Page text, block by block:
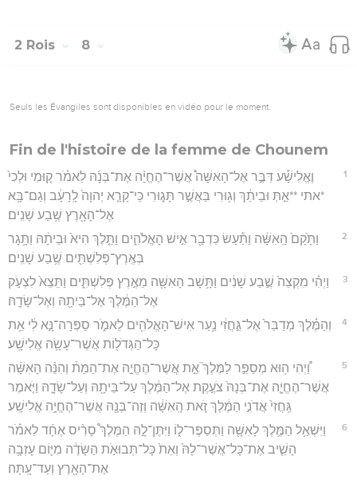
2 Rois 8
Seuls les Évangiles sont disponibles en vidéo pour le moment.
Fin de l'histoire de la femme de Chounem
1
וֶאֱלִישָׁ֡ע דִּבֶּ֣ר אֶל־הָאִשָּׁה֩ אֲשֶׁר־הֶחֱיָ֨ה אֶת־בְּנָ֜הּ לֵאמֹ֗ר ק֤וּמִי וּלְכִי֙
*אתי **אַ֣תְּ וּבֵיתֵ֔ךְ וְג֖וּרִי בַּאֲשֶׁ֣ר תָּג֑וּרִי כִּֽי־קָרָ֤א יְהוָה֙ לָֽרָעָ֔ב וְגַם־בָּ֥א
אֶל־הָאָ֖רֶץ שֶׁ֥בַע שָׁנִֽים׃
2
וַתָּ֙קָם֙ הָֽאִשָּׁ֔ה וַתַּ֕עַשׂ כִּדְבַ֖ר אִ֣ישׁ הָאֱלֹהִ֑ים וַתֵּ֤לֶךְ הִיא֙ וּבֵיתָ֔הּ וַתָּ֥גָר
בְּאֶֽרֶץ־פְּלִשְׁתִּ֖ים שֶׁ֥בַע שָׁנִֽים׃
3
וַיְהִ֗י מִקְצֵה֙ שֶׁ֣בַע שָׁנִ֔ים וַתָּ֥שָׁב הָאִשָּׁ֖ה מֵאֶ֣רֶץ פְּלִשְׁתִּ֑ים וַתֵּצֵא֙ לִצְעֹ֣ק
אֶל־הַמֶּ֔לֶךְ אֶל־בֵּיתָ֖הּ וְאֶל־שָׂדָֽהּ׃
4
וְהַמֶּ֗לֶךְ מְדַבֵּר֙ אֶל־גֵּ֣חֲזִ֔י נַ֥עַר אִישׁ־הָאֱלֹהִ֖ים לֵאמֹ֑ר סַפְּרָה־נָּ֣א לִ֔י אֵ֥ת
כָּל־הַגְּדֹל֖וֹת אֲשֶׁר־עָשָׂ֥ה אֱלִישָֽׁע׃
5
וַ֠יְהִי ה֥וּא מְסַפֵּ֣ר לַמֶּלֶךְ֮ אֵ֣ת אֲשֶׁר־הֶחֱיָ֣ה אֶת־הַמֵּת֒ וְהִנֵּ֨ה הָאִשָּׁ֜ה
אֲשֶׁר־הֶחֱיָ֤ה אֶת־בְּנָהּ֙ צֹעֶ֣קֶת אֶל־הַמֶּ֔לֶךְ עַל־בֵּיתָ֖הּ וְעַל־שָׂדָ֑הּ וַיֹּ֤אמֶר
גֵּֽחֲזִי֙ אֲדֹנִ֣י הַמֶּ֔לֶךְ זֹ֚את הָֽאִשָּׁ֔ה וְזֶה־בְּנָ֖הּ אֲשֶׁר־הֶחֱיָ֥ה אֱלִישָֽׁע׃
6
וַיִּשְׁאַ֥ל הַמֶּ֛לֶךְ לָאִשָּׁ֖ה וַתְּסַפֶּר־ל֑וֹ וַיִּתֶּן־לָ֣הּ הַמֶּלֶךְ֩ סָרִ֨יס אֶחָ֜ד לֵאמֹ֗ר
הָשֵׁ֤יב אֶת־כָּל־אֲשֶׁר־לָהּ֙ וְאֵת֙ כָּל־תְּבוּאֹ֣ת הַשָּׂדֶ֔ה מִיּ֛וֹם עָזְבָ֥ה
אֶת־הָאָ֖רֶץ וְעַד־עָֽתָּה׃